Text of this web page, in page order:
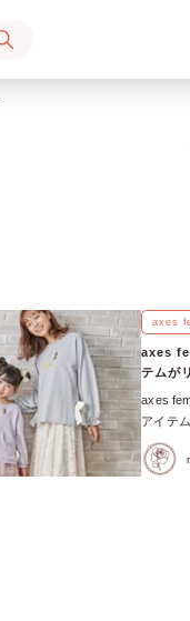
axes
axes
テムが
axes
アイテ
店舗に
くまの